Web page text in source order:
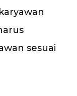
sesuai